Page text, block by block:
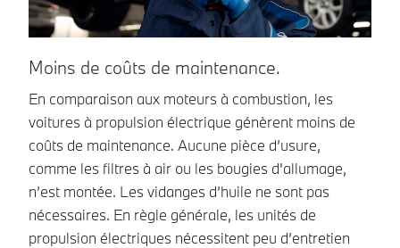
Moins de coûts de maintenance.
En comparaison aux moteurs à combustion, les
voitures à propulsion électrique génèrent moins de
coûts de maintenance. Aucune pièce d’usure,
comme les filtres à air ou les bougies d'allumage,
n’est montée. Les vidanges d’huile ne sont pas
nécessaires. En règle générale, les unités de
propulsion électriques nécessitent peu d’entretien